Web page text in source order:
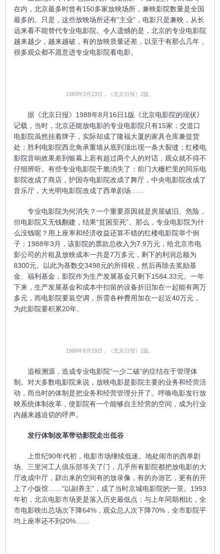
在内，北京最多时曾有150多家放映场所，兼映影院数量是全国
最多的。只是，这些放映场所还有“主业”，电影只是兼映，从长
远来看不能替代专业电影院。令人遗憾的是，北京的专业电影院
越来越少，越来越破，有的放映质量还差，以至于有那么几年，
很多观众都不愿意进专业电影院看电影。
1983年3月23日，《北京日报》2版。
据《北京日报》1988年8月16日1版《北京电影院的现状》
记载，当时，北京还能放电影的专业电影院只有15家：交道口
电影院虽然挂着牌子，实际却成了隆福大厦的家具仓库兼提货
处；胜利电影院西北角承重墙从底到顶出现一条大裂缝；红楼电
影院音响效果差到银幕上若有超过两个人的对话，观众就不得不
仔细辨听。有些专业电影院干脆消失了：前门大栅栏里的同乐电
影院改成了商店，护国寺电影院改成了舞厅，中央电影院改成了
音乐厅，大光明电影院改成了西单剧场……
专业电影院为何消失？一个重要原因就是房屋破旧、危险，
但电影院又无钱翻建，结果“贫困至死”。那么，专业电影院为什
么没钱呢？用上座率和经济收益还算不错的红楼电影院举个例
子：1988年3月，该影院的票款总收入为7.9万元，给北京市电
影公司的片租及放映成本一共是7万多元，剩下的利润总额为
8300元。以此为基数交3498元的所得税，然后再除去奖励基
金、福利基金，影院作为生产发展基金只剩下1584.33元。一年
下来，生产发展基金和成本中扣留的设备折旧加在一起能有两万
多元，而电影院要装空调，所需各种费用加在一起近40万元，
为此影院要积累20年。
1988年8月19日，《北京日报》2版。
追根溯源，造成专业电影院“一少二破”的症结在于管理体
制。对大多数电影院来说，放映电影是影院主要的业务和经营活
动，而当时的体制是把业务和经营管理分开了。呼唤电影发行放
映系统体制改革，使影院有一个能够自主经营的空间，成为行业
内越来越迫切的呼声。
发行体制改革带动影院走出低谷
上世纪90年代初，电影市场继续低迷。地处闹市的西单剧
场、三里河工人俱乐部等关了门，几乎所有影院都把放电影的大
厅改成中厅，辟出来的空间有的放录像，有的办游艺，更有的开
上了小饭馆……“以副养主”，成了当时京城电影院的一景。1993
年初，北京电影市场更是落入历史最低点：与上年同期相比，全
市电影映出总场次下降64%，观众总人次下降70%，全市影院平
均上座率还不到20%……